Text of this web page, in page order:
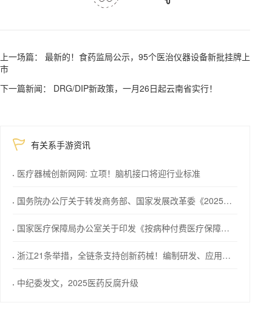
上一场篇： 最新的！食药监局公示，95个医治仪器设备新批挂牌上
市
下一篇新闻： DRG/DIP新政策，一月26日起云南省实行！
有关系手游资讯
医疗器械创新网网: 立项！脑机接口将迎行业标准
国务院办公厅关于转发商务部、国家发展改革委《2025年稳外资行动方案》的通知
国家医疗保障局办公室关于印发《按病种付费医疗保障经办管理规程（2025版）》的通知
浙江21条举措，全链条支持创新药械！编制研发、应用清单，清单发布1个月内，医院“应配尽配”
中纪委发文，2025医药反腐升级